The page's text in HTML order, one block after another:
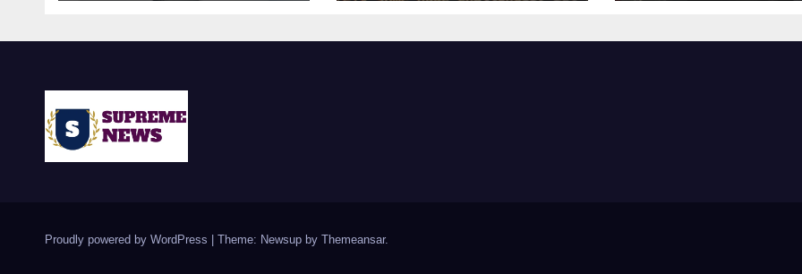
speaker: Report
leadership
Proudly powered by WordPress Theme: Newsup by Themeansar.